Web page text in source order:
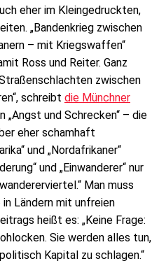
eher im Kleingedruckten,
„Bandenkrieg zwischen
– mit Kriegswaffen“
Ross und Reiter. Ganz
zwischen
schreibt die Münchner
„Angst und Schrecken“ – die
eher schamhaft
und „Nordafrikaner“
und „Einwanderer“ nur
Man muss
Ländern mit unfreien
heißt es: „Keine Frage:
Sie werden alles tun,
Kapital zu schlagen.“